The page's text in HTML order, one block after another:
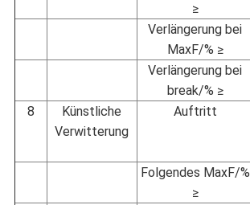
≥
Verlängerung bei
MaxF/% ≥
Verlängerung bei
break/% ≥
8
Künstliche
Verwitterung
Auftritt
Folgendes MaxF/%
≥